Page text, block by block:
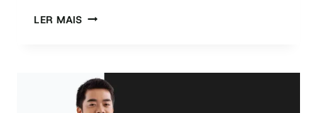
LER MAISAI
A
ORQUESTRAÇÃO